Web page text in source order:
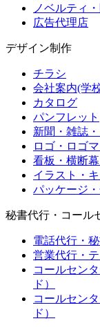
ノベルティ
広告代理店
デザイン制作
チラシ
会社案内(学
カタログ
パンフレット
新聞・雑誌
ロゴ・ロゴ
看板・横断
イラスト・
パッケージ
秘書代行・コール
電話代行・
営業代行・
コールセン
ド）
コールセン
ド）